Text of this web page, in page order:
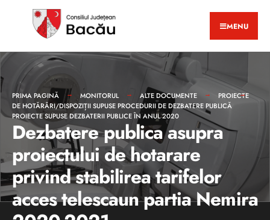
MENU
PRIMA PAGINĂ MONITORUL ALTE DOCUMENTE
PROIECTE
DE HOTĂRÂRI/DISPOZIȚII SUPUSE PROCEDURII DE DEZBATERE PUBLICĂ
PROIECTE SUPUSE DEZBATERII PUBLICE ÎN ANUL 2020
Dezbatere publica asupra
proiectului de hotarare
privind stabilirea tarifelor
acces telescaun partia Nemira